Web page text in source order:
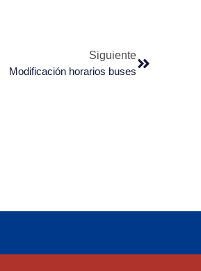
Siguiente
Modificación horarios buses